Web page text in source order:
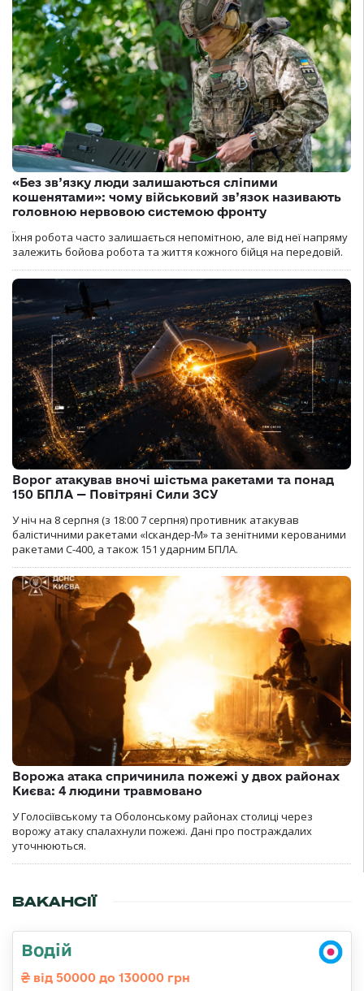
«Без зв’язку люди залишаються сліпими
кошенятами»: чому військовий зв’язок називають
головною нервовою системою фронту
Їхня робота часто залишається непомітною, але від неї напряму
залежить бойова робота та життя кожного бійця на передовій.
Ворог атакував вночі шістьма ракетами та понад
150 БПЛА — Повітряні Сили ЗСУ
У ніч на 8 серпня (з 18:00 7 серпня) противник атакував
балістичними ракетами «Іскандер-М» та зенітними керованими
ракетами С-400, а також 151 ударним БПЛА.
Ворожа атака спричинила пожежі у двох районах
Києва: 4 людини травмовано
У Голосіївському та Оболонському районах столиці через
ворожу атаку спалахнули пожежі. Дані про постраждалих
уточнюються.
ВАКАНСІЇ
Водій
від 50000 до 130000 грн